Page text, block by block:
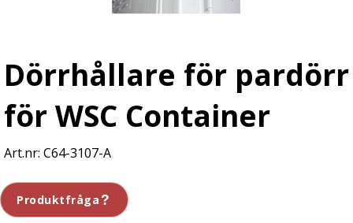
Dörrhållare för pardörr
för WSC Container
C64-3107-A
Produktfråga